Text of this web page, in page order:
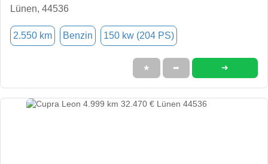
Lünen, 44536
2.550 km Benzin 150 kw (204 PS)
★ ➦ ➜